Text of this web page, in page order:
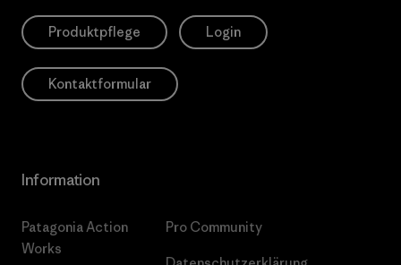
Produktpflege Login
Kontaktformular
Information
Patagonia Action
Works
Pro Community